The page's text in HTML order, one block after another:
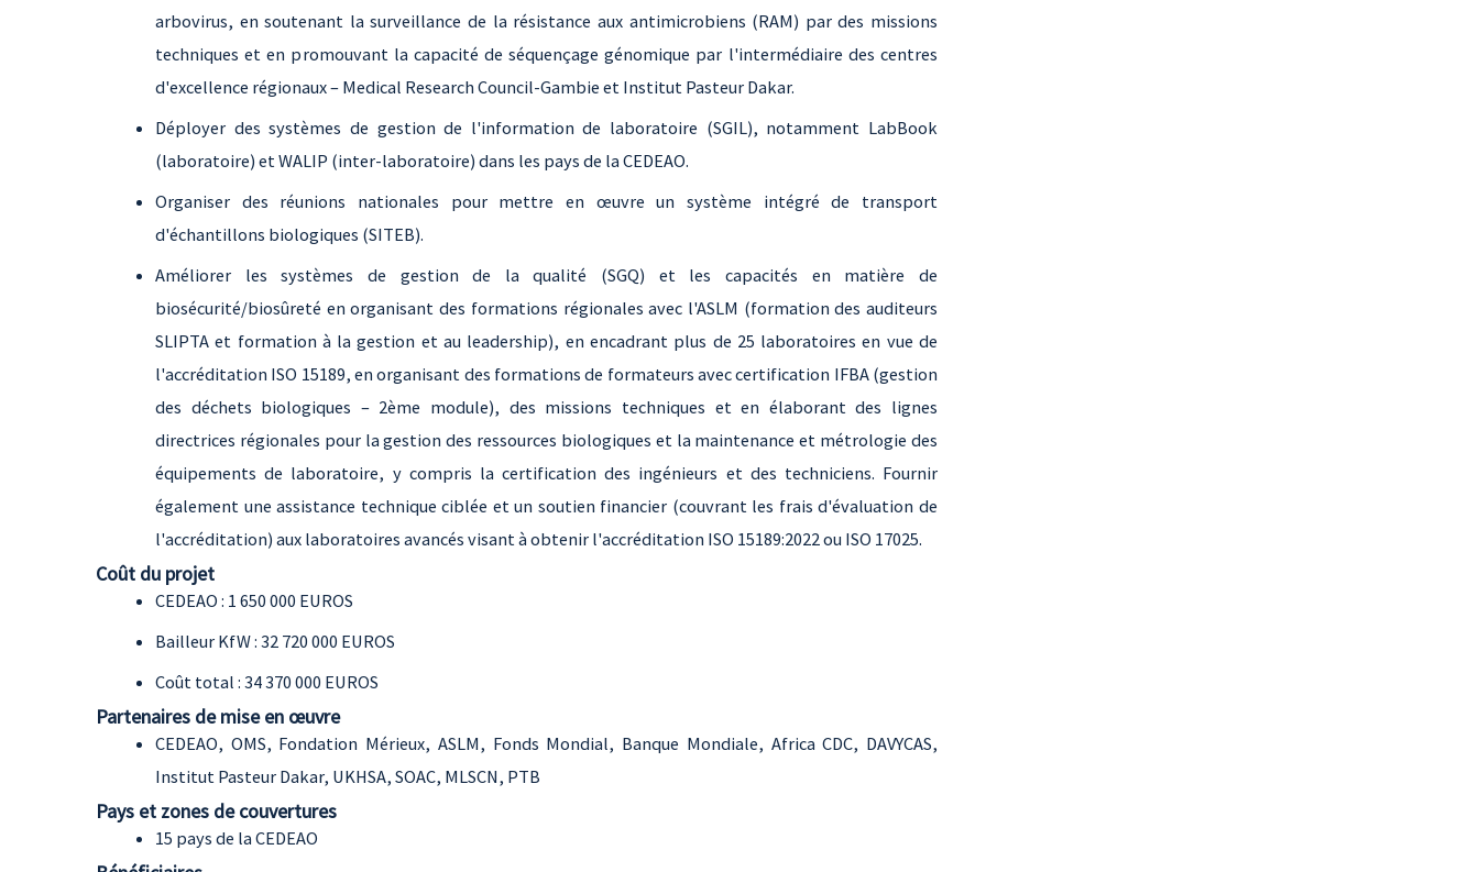
arbovirus, en soutenant la surveillance de la résistance aux antimicrobiens (RAM) par des missions
techniques et en promouvant la capacité de séquençage génomique par l'intermédiaire des centres
d'excellence régionaux – Medical Research Council-Gambie et Institut Pasteur Dakar.
Déployer des systèmes de gestion de l'information de laboratoire (SGIL), notamment LabBook
(laboratoire) et WALIP (inter-laboratoire) dans les pays de la CEDEAO.
Organiser des réunions nationales pour mettre en œuvre un système intégré de transport
d'échantillons biologiques (SITEB).
Améliorer les systèmes de gestion de la qualité (SGQ) et les capacités en matière de
biosécurité/biosûreté en organisant des formations régionales avec l'ASLM (formation des auditeurs
SLIPTA et formation à la gestion et au leadership), en encadrant plus de 25 laboratoires en vue de
l'accréditation ISO 15189, en organisant des formations de formateurs avec certification IFBA (gestion
des déchets biologiques – 2ème module), des missions techniques et en élaborant des lignes
directrices régionales pour la gestion des ressources biologiques et la maintenance et métrologie des
équipements de laboratoire, y compris la certification des ingénieurs et des techniciens. Fournir
également une assistance technique ciblée et un soutien financier (couvrant les frais d'évaluation de
l'accréditation) aux laboratoires avancés visant à obtenir l'accréditation ISO 15189:2022 ou ISO 17025.
Coût du projet
CEDEAO : 1 650 000 EUROS
Bailleur KfW : 32 720 000 EUROS
Coût total : 34 370 000 EUROS
Partenaires de mise en œuvre
CEDEAO, OMS, Fondation Mérieux, ASLM, Fonds Mondial, Banque Mondiale, Africa CDC, DAVYCAS,
Institut Pasteur Dakar, UKHSA, SOAC, MLSCN, PTB
Pays et zones de couvertures
15 pays de la CEDEAO